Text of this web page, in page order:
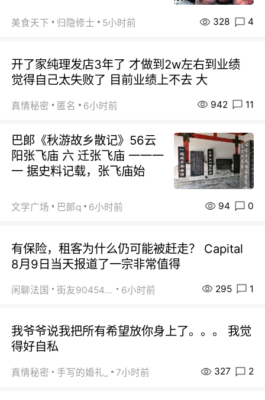
美食天下 归隐修士 5小时前 328 4
开了家纯理发店3年了 才做到2w左右到业绩
觉得自己太失败了 目前业绩上不去 大
真情秘密 匿名 6小时前 942 11
巴郞《秋游故乡散记》56云
阳张飞庙 六 迁张飞庙 一一一
一 据史料记载，张飞庙始
文学广场 巴郞q 6小时前 94 0
有保险，租客为什么仍可能被赶走？ Capital
8月9日当天报道了一宗非常值得
闲聊法国 街友90454511 6小时前 295 1
我爷爷说我把所有希望放你身上了。。。 我觉
得好自私
真情秘密 手写的婚礼_ 7小时前 327 2